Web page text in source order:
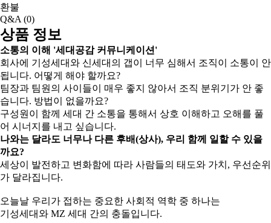
환불
Q&A (0)
상품 정보
소통의 이해 '세대공감 커뮤니케이션'
회사에 기성세대와 신세대의 갭이 너무 심해서 조직이 소통이 안
됩니다. 어떻게 해야 할까요?
팀장과 팀원의 사이들이 매우 좋지 않아서 조직 분위기가 안 좋
습니다. 방법이 없을까요?
구성원이 함께 세대 간 소통을 통해서 상호 이해하고 오해를 풀
어 시너지를 내고 싶습니다.
나와는 달라도 너무나 다른 후배(상사), 우리 함께 일할 수 있을
까요?
세상이 발전하고 변화함에 따라 사람들의 태도와 가치, 우선순위
가 달라집니다.
오늘날 우리가 접하는 중요한 사회적 역학 중 하나는
기성세대와 MZ 세대 간의 충돌입니다.